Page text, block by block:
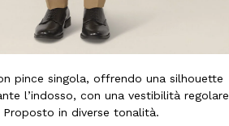
pince singola, offrendo una silhouette
l’indosso, con una vestibilità regolare
in diverse tonalità.